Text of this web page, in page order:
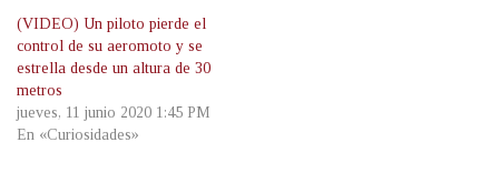
(VIDEO) Un piloto pierde el
control de su aeromoto y se
estrella desde un altura de 30
metros
jueves, 11 junio 2020 1:45 PM
En «Curiosidades»